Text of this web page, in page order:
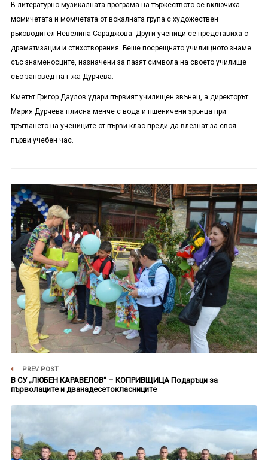
В литературно-музикалната програма на тържеството се включиха
момичетата и момчетата от вокалната група с художествен
ръководител Невелина Сараджова. Други ученици се представиха с
драматизации и стихотворения. Беше посрещнато училищното знаме
със знаменосците, назначени за пазят символа на своето училище
със заповед на г-жа Дурчева.
Кметът Григор Даулов удари първият училищен звънец, а директорът
Мария Дурчева плисна менче с вода и пшеничени зрънца при
тръгването на учениците от първи клас преди да влезнат за своя
първи учебен час.
PREV POST
В СУ „ЛЮБЕН КАРАВЕЛОВ“ – КОПРИВЩИЦА Подаръци за
първолаците и дванадесетокласниците